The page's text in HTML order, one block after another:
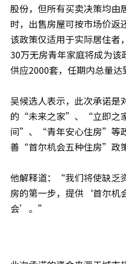
股份，但所有买卖决策均由
时，出售房屋可按市场价返
该政策仅适用于实际居住者
30万无房青年家庭将成为该
供应2000套，任期内总量达
吴候选人表示，此次承诺是
的“未来之家”、“立即之
间”、“青年安心住房”等
善“首尔机会五种住房”政
他解释道：“我们将使缺乏
房的第一步，提供‘首尔
会’。”